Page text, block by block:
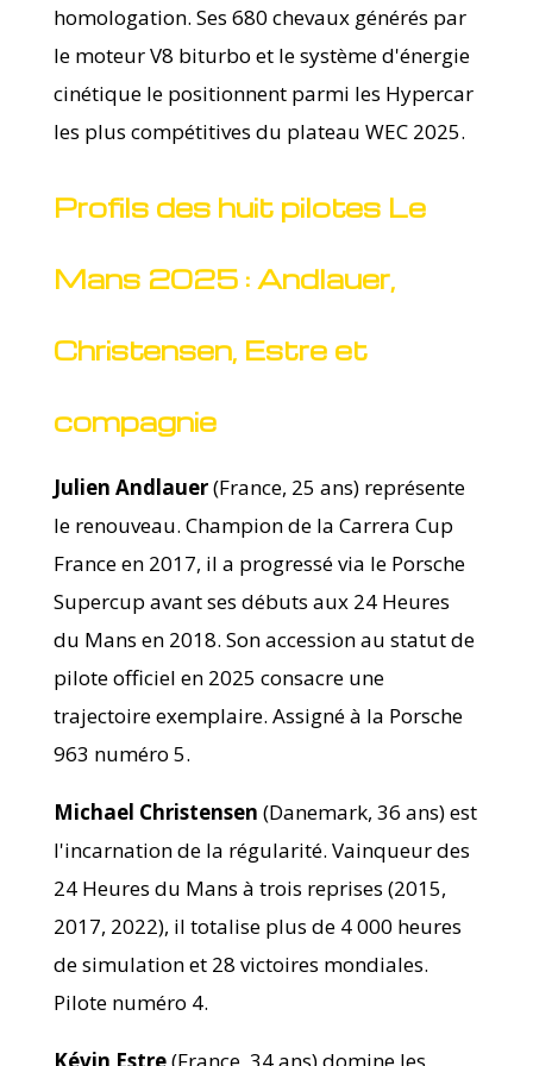
homologation. Ses 680 chevaux générés par
le moteur V8 biturbo et le système d'énergie
cinétique le positionnent parmi les Hypercar
les plus compétitives du plateau WEC 2025.
Profils des huit pilotes Le
Mans 2025 : Andlauer,
Christensen, Estre et
compagnie
Julien Andlauer(France, 25 ans) représente
le renouveau. Champion de la Carrera Cup
France en 2017, il a progressé via le Porsche
Supercup avant ses débuts aux 24 Heures
du Mans en 2018. Son accession au statut de
pilote officiel en 2025 consacre une
trajectoire exemplaire. Assigné à la Porsche
963 numéro 5.
Michael Christensen (Danemark, 36 ans) est
l'incarnation de la régularité. Vainqueur des
24 Heures du Mans à trois reprises (2015,
2017, 2022), il totalise plus de 4 000 heures
de simulation et 28 victoires mondiales.
Pilote numéro 4.